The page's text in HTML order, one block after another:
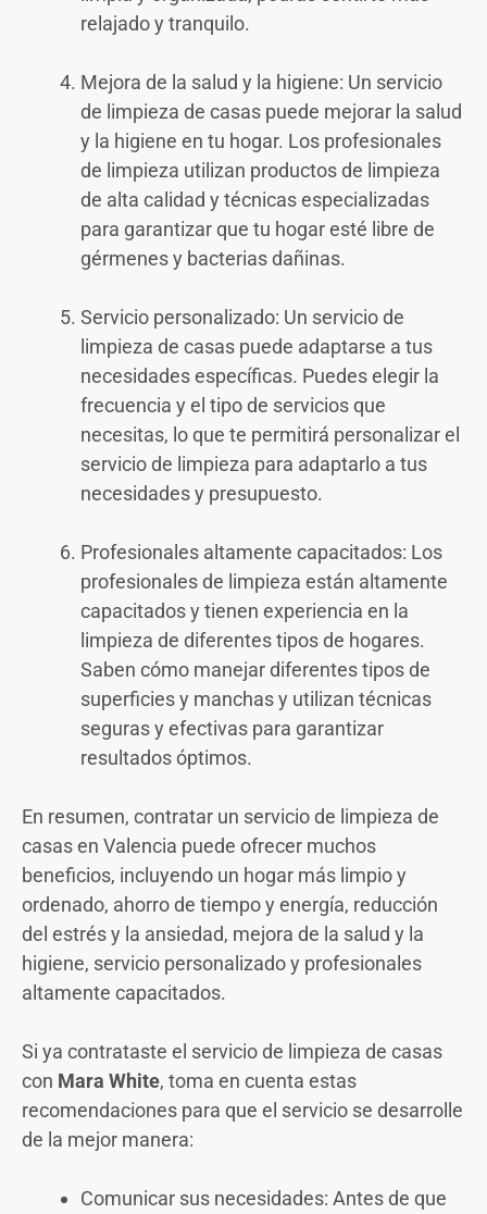
relajado y tranquilo.
Mejora de la salud y la higiene: Un servicio
de limpieza de casas puede mejorar la salud
y la higiene en tu hogar. Los profesionales
de limpieza utilizan productos de limpieza
de alta calidad y técnicas especializadas
para garantizar que tu hogar esté libre de
gérmenes y bacterias dañinas.
Servicio personalizado: Un servicio de
limpieza de casas puede adaptarse a tus
necesidades específicas. Puedes elegir la
frecuencia y el tipo de servicios que
necesitas, lo que te permitirá personalizar el
servicio de limpieza para adaptarlo a tus
necesidades y presupuesto.
Profesionales altamente capacitados: Los
profesionales de limpieza están altamente
capacitados y tienen experiencia en la
limpieza de diferentes tipos de hogares.
Saben cómo manejar diferentes tipos de
superficies y manchas y utilizan técnicas
seguras y efectivas para garantizar
resultados óptimos.
En resumen, contratar un servicio de limpieza de
casas en Valencia puede ofrecer muchos
beneficios, incluyendo un hogar más limpio y
ordenado, ahorro de tiempo y energía, reducción
del estrés y la ansiedad, mejora de la salud y la
higiene, servicio personalizado y profesionales
altamente capacitados.
Si ya contrataste el servicio de limpieza de casas
con Mara White, toma en cuenta estas
recomendaciones para que el servicio se desarrolle
de la mejor manera:
Comunicar sus necesidades: Antes de que